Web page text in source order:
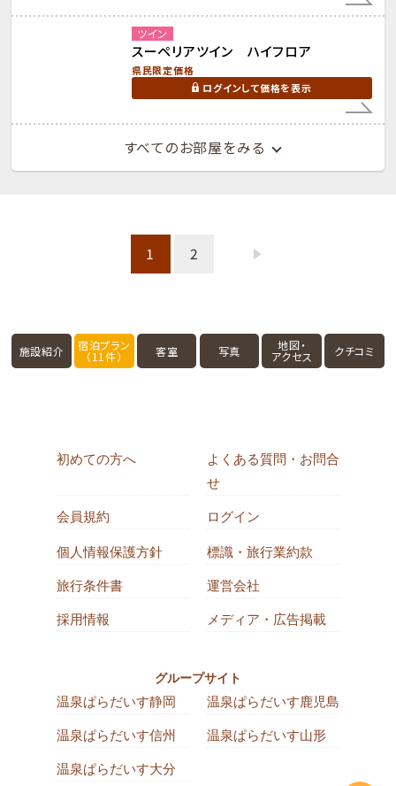
ツイン
スーペリアツイン ハイフロア
県民限定価格
ログインして価格を表示
すべてのお部屋をみる
1 2
施設紹介 宿泊プラン
（11件） 客室 写真 地図・
アクセス クチコミ
初めての方へ
よくある質問・お問合
せ
会員規約 ログイン
個人情報保護方針 標識・旅行業約款
旅行条件書 運営会社
採用情報 メディア・広告掲載
グループサイト
温泉ぱらだいす静岡 温泉ぱらだいす鹿児島
温泉ぱらだいす信州 温泉ぱらだいす山形
温泉ぱらだいす大分